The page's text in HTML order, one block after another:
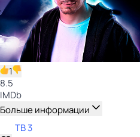
1
8.5
IMDb
Больше информации
ТВ 3